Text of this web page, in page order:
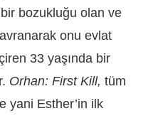
bozukluğu olan ve
onu evlat
33 yaşında bir
Orhan: First Kill, tüm
yani Esther’in ilk